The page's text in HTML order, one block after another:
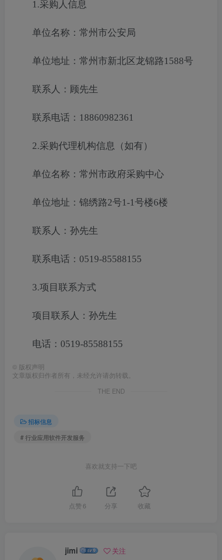
1.采购人信息
单位名称：常州市公安局
单位地址：常州市新北区龙锦路1588号
联系人：顾先生
联系电话：18860982361
2.采购代理机构信息（如有）
单位名称：常州市政府采购中心
单位地址：锦绣路2号1-1号楼6楼
联系人：孙先生
联系电话：0519-85588155
3.项目联系方式
项目联系人：孙先生
电话：0519-85588155
© 版权声明
文章版权归作者所有，未经允许请勿转载。
THE END
招标信息
# 行业应用软件开发服务
喜欢就支持一下吧
点赞 6 分享 收藏
jimi 关注